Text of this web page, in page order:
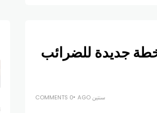
جديدة للضرائب
سنتين AGO 0 COMMENTS